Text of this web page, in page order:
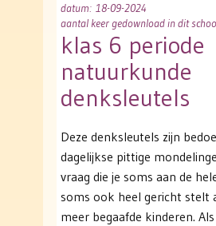
datum: 18-09-2024
aantal keer gedownload in dit
klas 6 periode
natuurkunde
denksleutels
Deze denksleutels zijn
dagelijkse pittige
vraag die je soms aan de
soms ook heel gericht stelt
meer begaafde kinderen.